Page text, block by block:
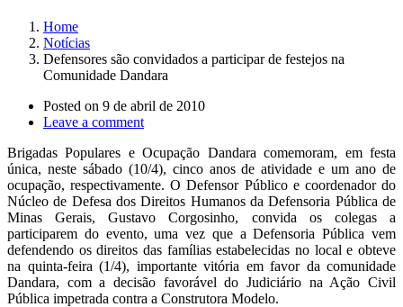
Home
Notícias
Defensores são convidados a participar de festejos na
Comunidade Dandara
Posted on 9 de abril de 2010
Leave a comment
Brigadas Populares e Ocupação Dandara comemoram, em festa
única, neste sábado (10/4), cinco anos de atividade e um ano de
ocupação, respectivamente. O Defensor Público e coordenador do
Núcleo de Defesa dos Direitos Humanos da Defensoria Pública de
Minas Gerais, Gustavo Corgosinho, convida os colegas a
participarem do evento, uma vez que a Defensoria Pública vem
defendendo os direitos das famílias estabelecidas no local e obteve
na quinta-feira (1/4), importante vitória em favor da comunidade
Dandara, com a decisão favorável do Judiciário na Ação Civil
Pública impetrada contra a Construtora Modelo.